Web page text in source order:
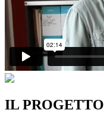
IL PROGETTO